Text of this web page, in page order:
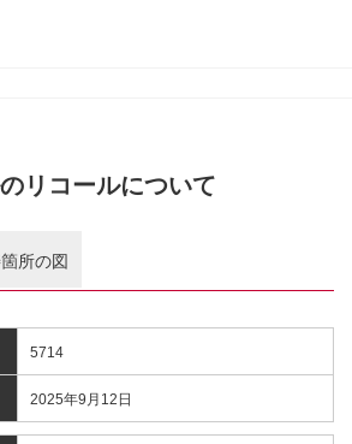
リコールについて
所の図
5714
2025年9月12日